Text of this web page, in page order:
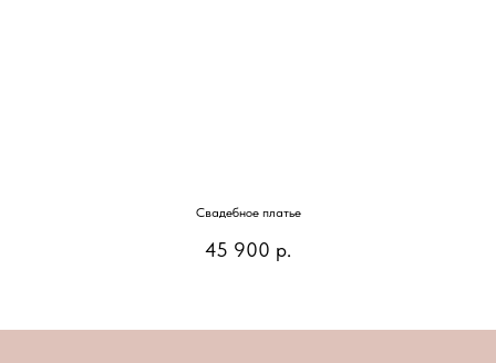
Свадебное платье
45 900 р.